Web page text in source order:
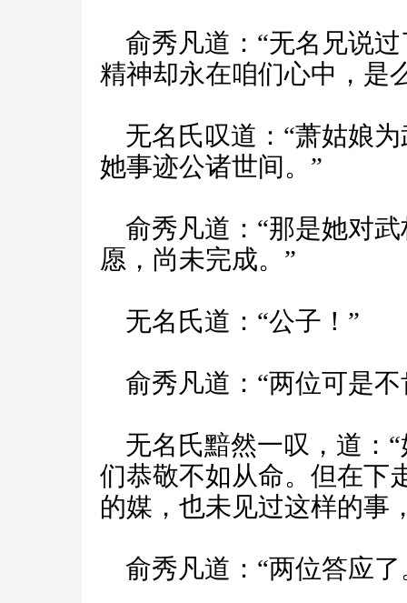
俞秀凡道：“无名兄说
精神却永在咱们心中，是
无名氏叹道：“萧姑娘
她事迹公诸世间。”
俞秀凡道：“那是她对
愿，尚未完成。”
无名氏道：“公子！”
俞秀凡道：“两位可是不
无名氏黯然一叹，道：
们恭敬不如从命。但在下
的媒，也未见过这样的事
俞秀凡道：“两位答应了